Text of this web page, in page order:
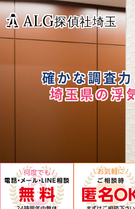
確かな調査力
埼玉県の浮
ALG探偵社埼玉